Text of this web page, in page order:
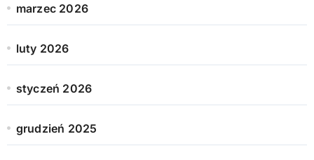
marzec 2026
luty 2026
styczeń 2026
grudzień 2025